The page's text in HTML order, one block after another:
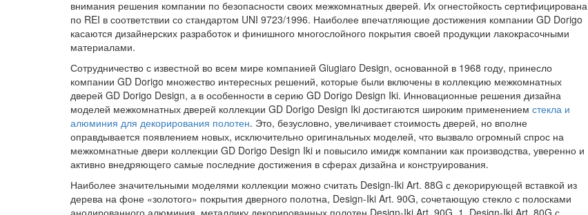
внимания решения компании по безопасности своих межкомнатных дверей. Их огнестойкость сертифицирована
по REI в соответствии со стандартом UNI 9723/1996. Наиболее впечатляющие достижения компании GD Dorigo
касаются дизайнерских разработок и финишного многослойного покрытия своей продукции лакокрасочными
материалами.
Сотрудничество с известной во всем мире компанией Giugiaro Design, основанной в 1968 году, принесло
компании GD Dorigo множество интересных решений, которые были включены в коллекцию межкомнатных
дверей GD Dorigo Design, а в особенности в серию GD Dorigo Design Iki. Инновационные решения дизайна
моделей межкомнатных дверей коллекции GD Dorigo Design Iki достигаются широким применением стекла и
алюминия для декорирования полотен. Это, безусловно, увеличивает стоимость дверей, но вполне
оправдывается появлением новых, исключительно оригинальных моделей, что вызвало огромный спрос на
межкомнатные двери коллекции GD Dorigo Design Iki и повысило имидж компании как производства, уверенно и
активно внедряющего самые последние достижения в сферах дизайна и конструирования.
Наиболее значительными моделями коллекции можно считать Design-Iki Art. 88G с декорирующей вставкой из
дерева на фоне «золотого» покрытия дверного полотна, Design-Iki Art. 90G, сочетающую стекло с полосками
анодированного алюминия, металлику декорированных полотен Design-Iki Art. 90G_1, Design-Iki Art. 80G с